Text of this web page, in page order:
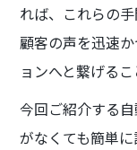
れば、これらの
顧客の声を迅速
ョンへと繋げる
今回ご紹介する
がなくても簡単